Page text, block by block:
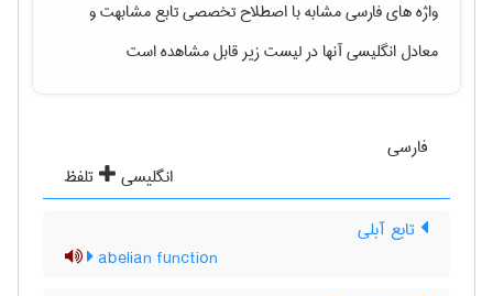
واژه های فارسی مشابه با اصطلاح تخصصیتابع مشابهتو
معادل انگلیسی آنها در لیست زیر قابل مشاهده است
فارسی
انگلیسی
تلفظ
تابع آبلی
abelian function